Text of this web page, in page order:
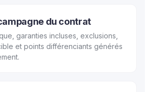
du contrat
garanties incluses, exclusions,
et points différenciants générés